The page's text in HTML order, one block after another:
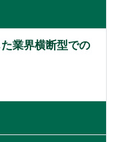
業界横断型での